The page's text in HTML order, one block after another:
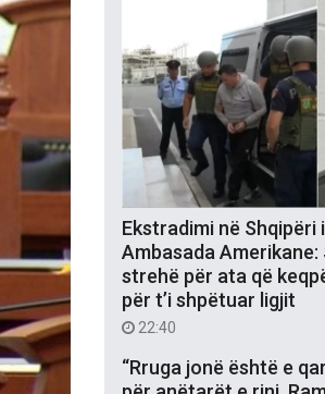
Ekstradimi në Shqipëri
Ambasada Amerikane:
strehë për ata që
për t’i shpëtuar ligjit
22:40
“Rruga jonë është e